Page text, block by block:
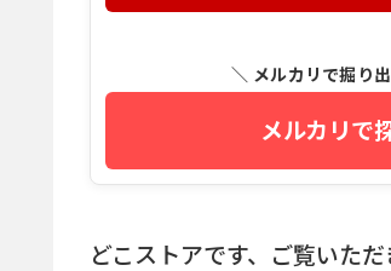
＼ メルカリで掘り
メルカリで
どこストアです、ご覧いた